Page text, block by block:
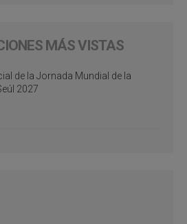
MÁS VISTAS
de la Jornada Mundial de la
2027